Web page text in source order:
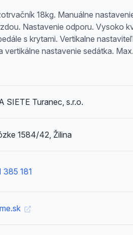
18kg. Manuálne
Nastavenie odporu. Vysoko
s krytami. Vertikalne
vertikálne nastavenie sedátka.
SIETE Turanec, s.r.o.
1584/42, Žilina
385 181